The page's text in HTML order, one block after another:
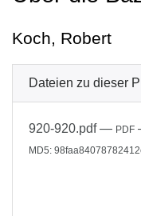
Koch, Robert
Dateien zu dieser
920-920.pdf— PDF
MD5: